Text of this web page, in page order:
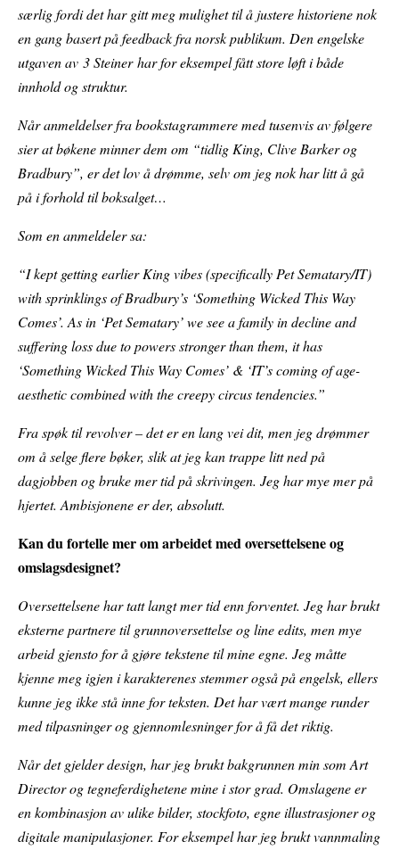
særlig fordi det har gitt meg mulighet til å justere historiene nok
en gang basert på feedback fra norsk publikum. Den engelske
utgaven av 3 Steiner har for eksempel fått store løft i både
innhold og struktur.
Når anmeldelser fra bookstagrammere med tusenvis av følgere
sier at bøkene minner dem om “tidlig King, Clive Barker og
Bradbury”, er det lov å drømme, selv om jeg nok har litt å gå
på i forhold til boksalget…
Som en anmeldeler sa:
“I kept getting earlier King vibes (specifically Pet Sematary/IT)
with sprinklings of Bradbury’s ‘Something Wicked This Way
Comes’. As in ‘Pet Sematary’ we see a family in decline and
suffering loss due to powers stronger than them, it has
‘Something Wicked This Way Comes’ & ‘IT’s coming of age-
aesthetic combined with the creepy circus tendencies.”
Fra spøk til revolver – det er en lang vei dit, men jeg drømmer
om å selge flere bøker, slik at jeg kan trappe litt ned på
dagjobben og bruke mer tid på skrivingen. Jeg har mye mer på
hjertet. Ambisjonene er der, absolutt.
Kan du fortelle mer om arbeidet med oversettelsene og
omslagsdesignet?
Oversettelsene har tatt langt mer tid enn forventet. Jeg har brukt
eksterne partnere til grunnoversettelse og line edits, men mye
arbeid gjensto for å gjøre tekstene til mine egne. Jeg måtte
kjenne meg igjen i karakterenes stemmer også på engelsk, ellers
kunne jeg ikke stå inne for teksten. Det har vært mange runder
med tilpasninger og gjennomlesninger for å få det riktig.
Når det gjelder design, har jeg brukt bakgrunnen min som Art
Director og tegneferdighetene mine i stor grad. Omslagene er
en kombinasjon av ulike bilder, stockfoto, egne illustrasjoner og
digitale manipulasjoner. For eksempel har jeg brukt vannmaling